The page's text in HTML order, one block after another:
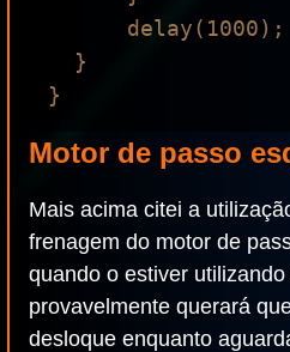
Motor de passo
Mais acima citei a
frenagem do motor de
quando o estiver
provavelmente querará
desloque enquanto